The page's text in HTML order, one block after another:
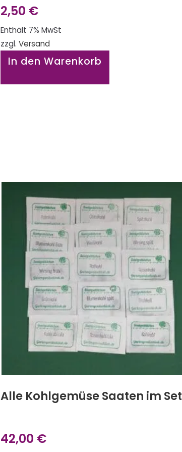
2,50 €
Enthält 7% MwSt
zzgl. Versand
In den Warenkorb
Alle Kohlgemüse Saaten im Set
42,00 €